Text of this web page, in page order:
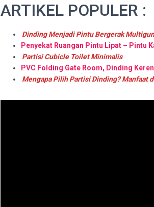
ARTIKEL POPULER :
Dinding Menjadi Pintu Bergerak
Penyekat Ruangan Pintu Lipat – Pintu
Partisi Cubicle Toilet Minimalis
PVC Folding Gate Room, Dinding
Mengapa Pilih Partisi Dinding? Manfaat